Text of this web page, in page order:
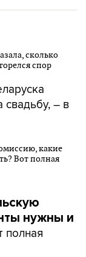
свадьбу, – в
нужны и
полная